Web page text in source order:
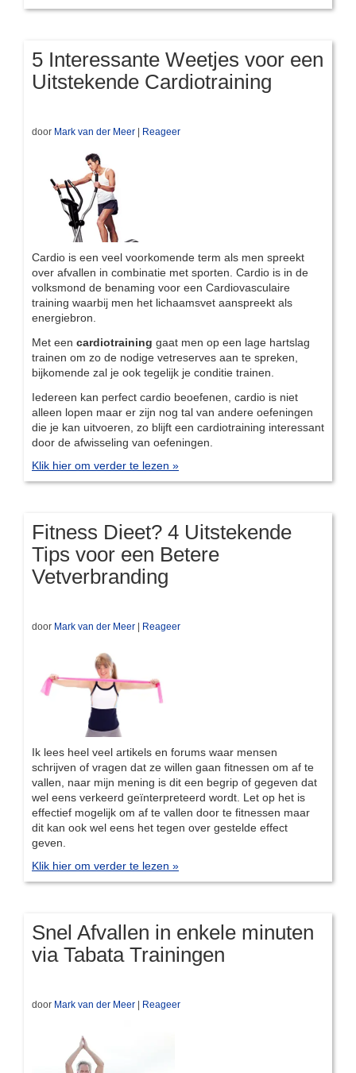
5 Interessante Weetjes voor een
Uitstekende Cardiotraining
door Mark van der Meer | Reageer
Cardio is een veel voorkomende term als men spreekt
over afvallen in combinatie met sporten. Cardio is in de
volksmond de benaming voor een Cardiovasculaire
training waarbij men het lichaamsvet aanspreekt als
energiebron.
Met een cardiotraining gaat men op een lage hartslag
trainen om zo de nodige vetreserves aan te spreken,
bijkomende zal je ook tegelijk je conditie trainen.
Iedereen kan perfect cardio beoefenen, cardio is niet
alleen lopen maar er zijn nog tal van andere oefeningen
die je kan uitvoeren, zo blijft een cardiotraining interessant
door de afwisseling van oefeningen.
Klik hier om verder te lezen »
Fitness Dieet? 4 Uitstekende
Tips voor een Betere
Vetverbranding
door Mark van der Meer | Reageer
Ik lees heel veel artikels en forums waar mensen
schrijven of vragen dat ze willen gaan fitnessen om af te
vallen, naar mijn mening is dit een begrip of gegeven dat
wel eens verkeerd geïnterpreteerd wordt. Let op het is
effectief mogelijk om af te vallen door te fitnessen maar
dit kan ook wel eens het tegen over gestelde effect
geven.
Klik hier om verder te lezen »
Snel Afvallen in enkele minuten
via Tabata Trainingen
door Mark van der Meer | Reageer